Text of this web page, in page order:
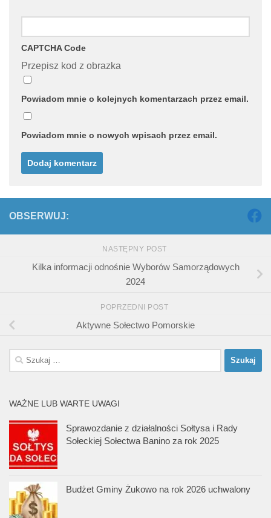
CAPTCHA Code
Przepisz kod z obrazka
Powiadom mnie o kolejnych komentarzach przez email.
Powiadom mnie o nowych wpisach przez email.
OBSERWUJ:
NASTĘPNY POST
Kilka informacji odnośnie Wyborów Samorządowych
2024
POPRZEDNI POST
Aktywne Sołectwo Pomorskie
Szukaj:
WAŻNE LUB WARTE UWAGI
Sprawozdanie z działalności Sołtysa i Rady
Sołeckiej Sołectwa Banino za rok 2025
Budżet Gminy Żukowo na rok 2026 uchwalony